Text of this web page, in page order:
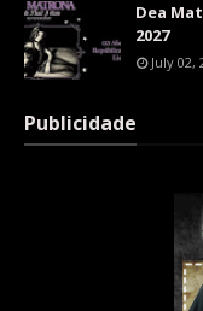
Dea
2027
July 02,
Publicidade